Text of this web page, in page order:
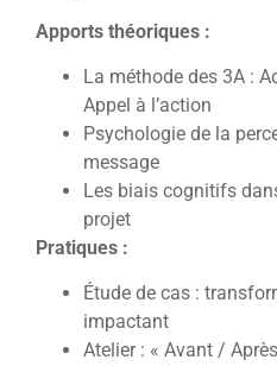
Apports théoriques :
La méthode des 3A :
Appel à l’action
Psychologie de la
message
Les biais cognitifs
projet
Pratiques :
Étude de cas :
impactant
Atelier : « Avant /